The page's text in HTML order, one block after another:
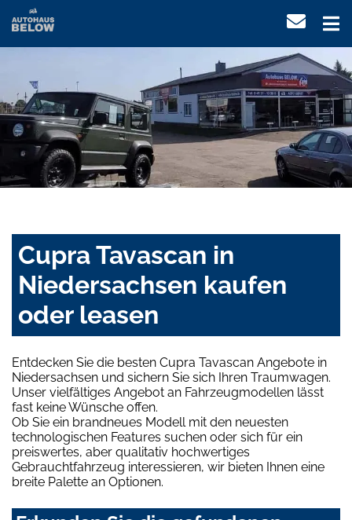
Cupra Tavascan in
Niedersachsen kaufen
oder leasen
Entdecken Sie die besten Cupra Tavascan Angebote in
Niedersachsen und sichern Sie sich Ihren Traumwagen.
Unser vielfältiges Angebot an Fahrzeugmodellen lässt
fast keine Wünsche offen.
Ob Sie ein brandneues Modell mit den neuesten
technologischen Features suchen oder sich für ein
preiswertes, aber qualitativ hochwertiges
Gebrauchtfahrzeug interessieren, wir bieten Ihnen eine
breite Palette an Optionen.